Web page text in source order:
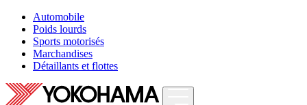
Automobile
Poids lourds
Sports motorisés
Marchandises
Détaillants et flottes